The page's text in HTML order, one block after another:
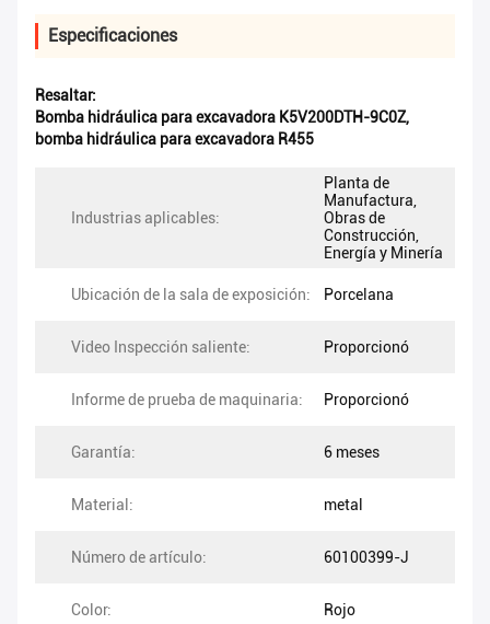
Especificaciones
Resaltar:
Bomba hidráulica para excavadora K5V200DTH-9C0Z,
bomba hidráulica para excavadora R455
Industrias aplicables:
Planta de
Manufactura,
Obras de
Construcción,
Energía y Minería
Ubicación de la sala de exposición: Porcelana
Video Inspección saliente: Proporcionó
Informe de prueba de maquinaria: Proporcionó
Garantía: 6 meses
Material: metal
Número de artículo: 60100399-J
Color: Rojo